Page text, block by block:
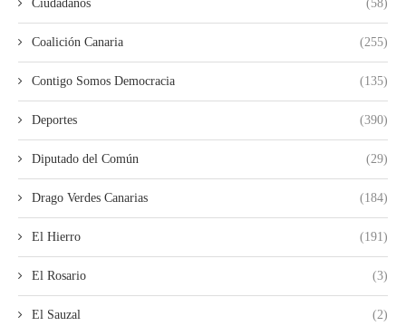
Ciudadanos (58)
Coalición Canaria (255)
Contigo Somos Democracia (135)
Deportes (390)
Diputado del Común (29)
Drago Verdes Canarias (184)
El Hierro (191)
El Rosario (3)
El Sauzal (2)